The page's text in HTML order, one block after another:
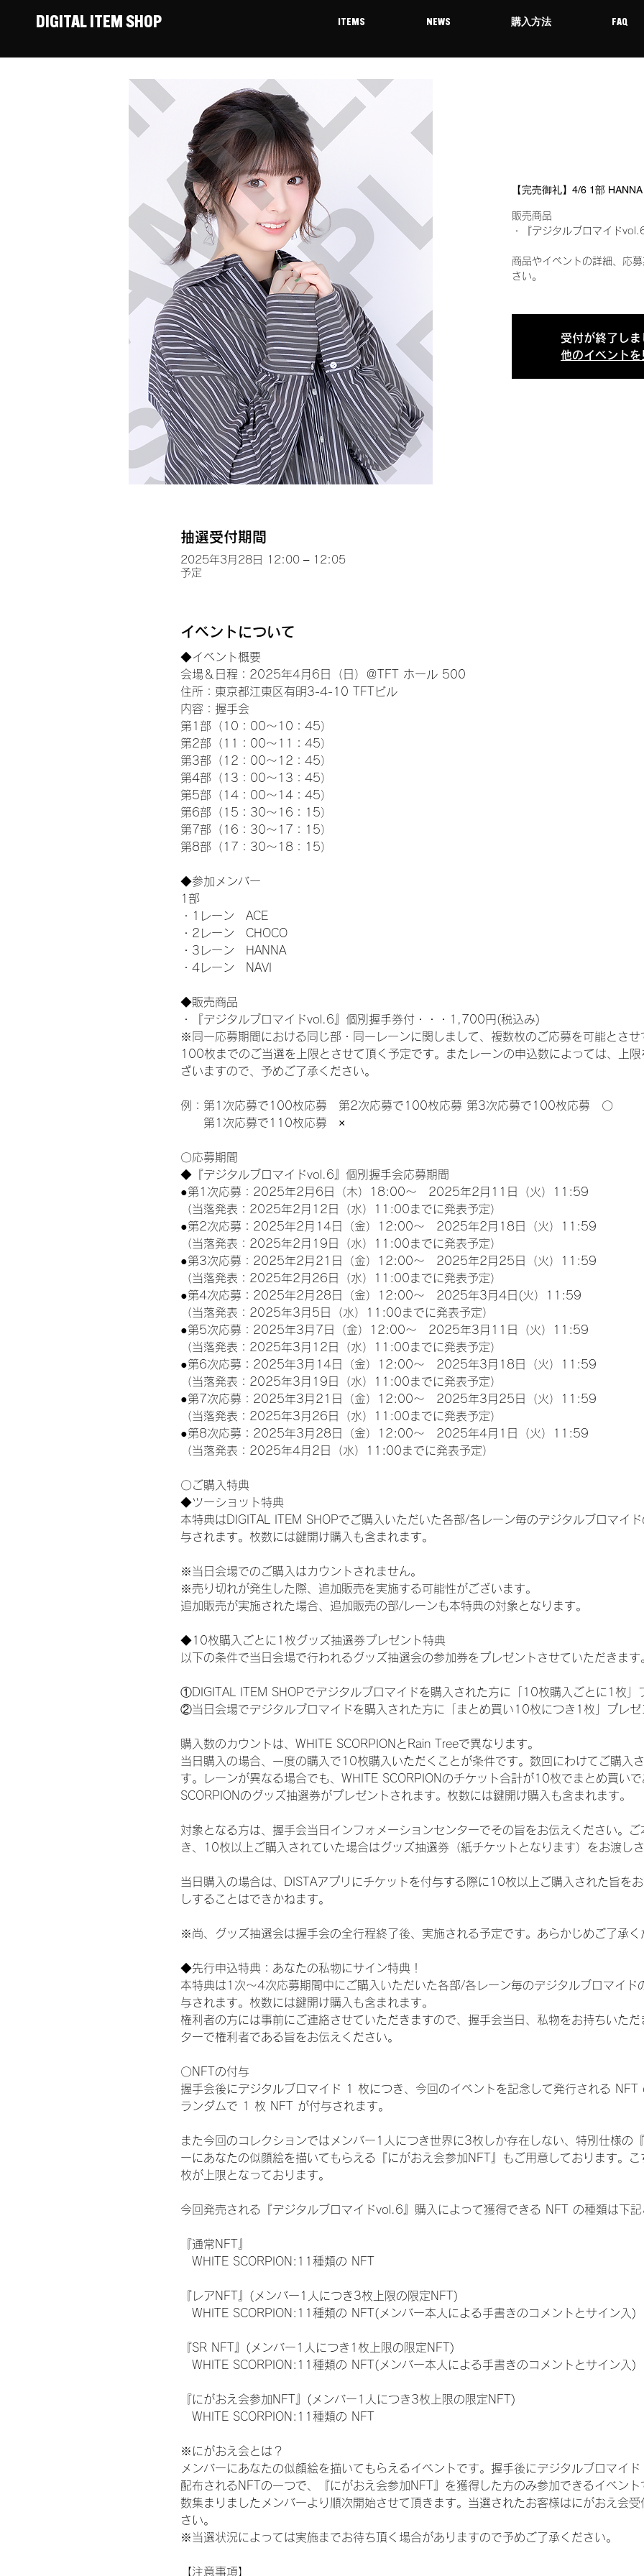
DIGITAL ITEM SHOP ITEMS NEWS 購入方法 FAQ
【完売御礼】4/6 1部
販売商品
・『デジタルブロマイド
商品やイベントの詳細、応
さい。
受付が終了しま
他のイベントを
抽選受付期間
2025年3月28日 12:00 – 12:05
予定
イベントについて
◆イベント概要
会場＆日程：2025年4月6日（日）＠TFT ホール 500
住所：東京都江東区有明3-4-10 TFTビル
内容：握手会
第1部（10：00～10：45）
第2部（11：00～11：45）
第3部（12：00～12：45）
第4部（13：00～13：45）
第5部（14：00～14：45）
第6部（15：30～16：15）
第7部（16：30～17：15）
第8部（17：30～18：15）
◆参加メンバー
1部
・1レーン　ACE
・2レーン　CHOCO
・3レーン　HANNA
・4レーン　NAVI
◆販売商品
・『デジタルブロマイドvol.6』個別握手券付・・・1,700円(税込み)
※同一応募期間における同じ部・同一レーンに関しまして、複数枚のご応募を可能とさ
100枚までのご当選を上限とさせて頂く予定です。またレーンの申込数によっては、上
ざいますので、予めご了承ください。
例：第1次応募で100枚応募　第2次応募で100枚応募 第3次応募で100枚応募　〇
第1次応募で110枚応募　×
〇応募期間
◆『デジタルブロマイドvol.6』個別握手会応募期間
●第1次応募：2025年2月6日（木）18:00～　2025年2月11日（火）11:59
（当落発表：2025年2月12日（水）11:00までに発表予定）
●第2次応募：2025年2月14日（金）12:00～　2025年2月18日（火）11:59
（当落発表：2025年2月19日（水）11:00までに発表予定）
●第3次応募：2025年2月21日（金）12:00～　2025年2月25日（火）11:59
（当落発表：2025年2月26日（水）11:00までに発表予定）
●第4次応募：2025年2月28日（金）12:00～　2025年3月4日(火）11:59
（当落発表：2025年3月5日（水）11:00までに発表予定）
●第5次応募：2025年3月7日（金）12:00～　2025年3月11日（火）11:59
（当落発表：2025年3月12日（水）11:00までに発表予定）
●第6次応募：2025年3月14日（金）12:00～　2025年3月18日（火）11:59
（当落発表：2025年3月19日（水）11:00までに発表予定）
●第7次応募：2025年3月21日（金）12:00～　2025年3月25日（火）11:59
（当落発表：2025年3月26日（水）11:00までに発表予定）
●第8次応募：2025年3月28日（金）12:00～　2025年4月1日（火）11:59
（当落発表：2025年4月2日（水）11:00までに発表予定）
〇ご購入特典
◆ツーショット特典
本特典はDIGITAL ITEM SHOPでご購入いただいた各部/各レーン毎のデジタルブロマイ
与されます。枚数には鍵開け購入も含まれます。
※当日会場でのご購入はカウントされません。
※売り切れが発生した際、追加販売を実施する可能性がございます。
追加販売が実施された場合、追加販売の部/レーンも本特典の対象となります。
◆10枚購入ごとに1枚グッズ抽選券プレゼント特典
以下の条件で当日会場で行われるグッズ抽選会の参加券をプレゼントさせていただきます
①DIGITAL ITEM SHOPでデジタルブロマイドを購入された方に「10枚購入ごとに1枚」
②当日会場でデジタルブロマイドを購入された方に「まとめ買い10枚につき1枚」プレゼ
購入数のカウントは、WHITE SCORPIONとRain Treeで異なります。
当日購入の場合、一度の購入で10枚購入いただくことが条件です。数回にわけてご購入
す。レーンが異なる場合でも、WHITE SCORPIONのチケット合計が10枚でまとめ買い
SCORPIONのグッズ抽選券がプレゼントされます。枚数には鍵開け購入も含まれます。
対象となる方は、握手会当日インフォメーションセンターでその旨をお伝えください。
き、10枚以上ご購入されていた場合はグッズ抽選券（紙チケットとなります）をお渡しさ
当日購入の場合は、DISTAアプリにチケットを付与する際に10枚以上ご購入された旨を
しすることはできかねます。
※尚、グッズ抽選会は握手会の全行程終了後、実施される予定です。あらかじめご了承く
◆先行申込特典：あなたの私物にサイン特典！
本特典は1次〜4次応募期間中にご購入いただいた各部/各レーン毎のデジタルブロマイド
与されます。枚数には鍵開け購入も含まれます。
権利者の方には事前にご連絡させていただきますので、握手会当日、私物をお持ちいた
ターで権利者である旨をお伝えください。
〇NFTの付与
握手会後にデジタルブロマイド 1 枚につき、今回のイベントを記念して発行される NFT
ランダムで 1 枚 NFT が付与されます。
また今回のコレクションではメンバー1人につき世界に3枚しか存在しない、特別仕様の
ーにあなたの似顔絵を描いてもらえる『にがおえ会参加NFT』もご用意しております。
枚が上限となっております。
今回発売される『デジタルブロマイドvol.6』購入によって獲得できる NFT の種類は下記
『通常NFT』
WHITE SCORPION:11種類の NFT
『レアNFT』(メンバー1人につき3枚上限の限定NFT)
WHITE SCORPION:11種類の NFT(メンバー本人による手書きのコメントとサイン入)
『SR NFT』(メンバー1人につき1枚上限の限定NFT)
WHITE SCORPION:11種類の NFT(メンバー本人による手書きのコメントとサイン入)
『にがおえ会参加NFT』(メンバー1人につき3枚上限の限定NFT)
WHITE SCORPION:11種類の NFT
※にがおえ会とは？
メンバーにあなたの似顔絵を描いてもらえるイベントです。握手後にデジタルブロマイ
配布されるNFTの一つで、『にがおえ会参加NFT』を獲得した方のみ参加できるイベン
数集まりましたメンバーより順次開始させて頂きます。当選されたお客様はにがおえ会
さい。
※当選状況によっては実施までお待ち頂く場合がありますので予めご了承ください。
【注意事項】